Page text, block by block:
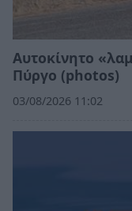
Αυτοκίνητο
Πύργο (photos)
03/08/2026 11:02